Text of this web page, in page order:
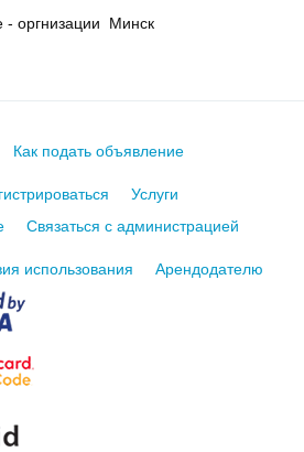
- оргнизации Минск
Как подать объявление
Услуги
Связаться с администрацией
использования Арендодателю